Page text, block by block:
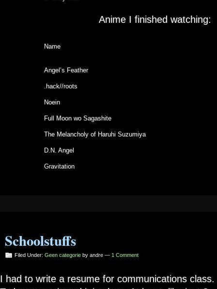
Anime I finished watching:
Name
Angel’s Feather
.hack//roots
Noein
Full Moon wo Sagashite
The Melancholy of Haruhi Suzumiya
D.N. Angel
Gravitation
Schoolstuffs
Filed Under: Geen categorie by andre — 1 Comment
I had to write a resume for communications class.